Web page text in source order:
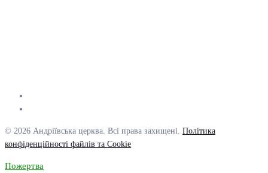
© 2026 Андріївська церква. Всі права захищені. Політика
конфіденційності файлів та Cookie
Пожертва